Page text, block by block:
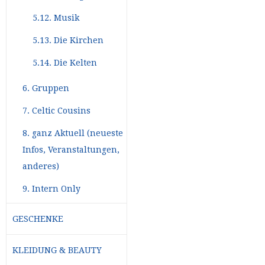
5.12. Musik
5.13. Die Kirchen
5.14. Die Kelten
6. Gruppen
7. Celtic Cousins
8. ganz Aktuell (neueste
Infos, Veranstaltungen,
anderes)
9. Intern Only
GESCHENKE
KLEIDUNG & BEAUTY